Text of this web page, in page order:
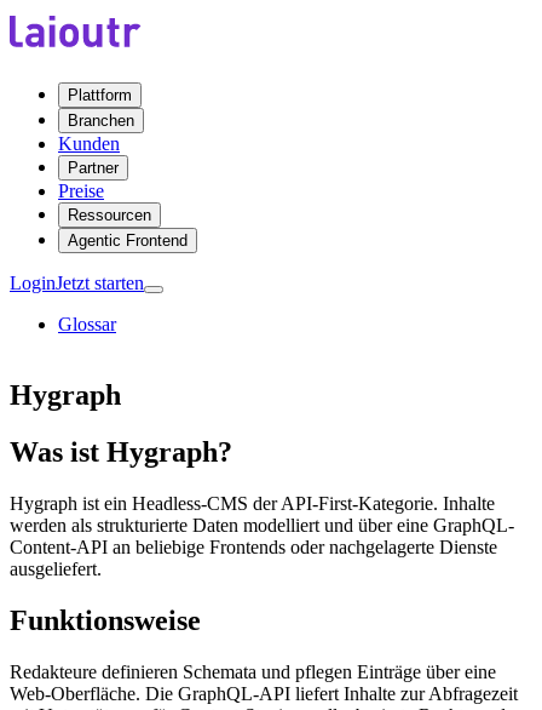
Plattform
Branchen
Kunden
Partner
Preise
Ressourcen
Agentic Frontend
LoginJetzt starten
Glossar
Hygraph
Was ist Hygraph?
Hygraph ist ein Headless-CMS der API-First-Kategorie. Inhalte
werden als strukturierte Daten modelliert und über eine GraphQL-
Content-API an beliebige Frontends oder nachgelagerte Dienste
ausgeliefert.
Funktionsweise
Redakteure definieren Schemata und pflegen Einträge über eine
Web-Oberfläche. Die GraphQL-API liefert Inhalte zur Abfragezeit